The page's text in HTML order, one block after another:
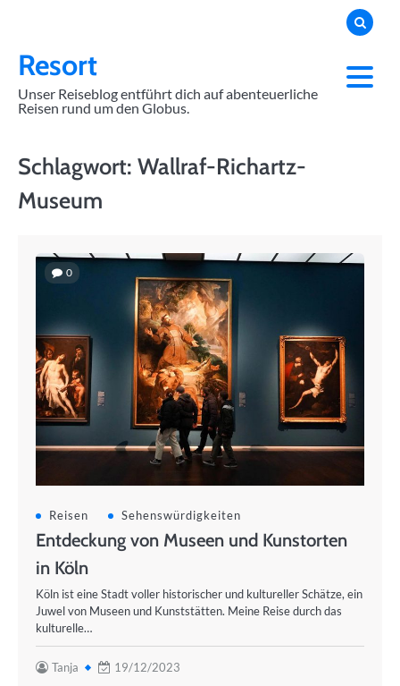
contentResort
Unser Reiseblog entführt dich auf abenteuerliche
Reisen rund um den Globus.
Schlagwort: Wallraf-Richartz-
Museum
0
Reisen Sehenswürdigkeiten
Entdeckung von Museen und Kunstorten
in Köln
Köln ist eine Stadt voller historischer und kultureller Schätze, ein
Juwel von Museen und Kunststätten. Meine Reise durch das
kulturelle…
Tanja 19/12/2023